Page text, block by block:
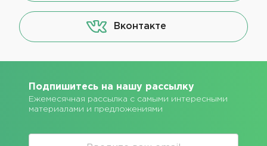
Вконтакте
Подпишитесь на нашу рассылку
Ежемесячная рассылка с самыми интересными
материалами и предложениями